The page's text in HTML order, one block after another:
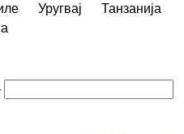
Уругвај
Танзанија